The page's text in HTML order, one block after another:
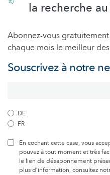
la recherche
Abonnez-vous
chaque mois le meilleur
Souscrivez à notre
DE
FR
En cochant cette case, vous
pouvez à tout moment et très
le lien de désabonnement
plus d’information, consultez